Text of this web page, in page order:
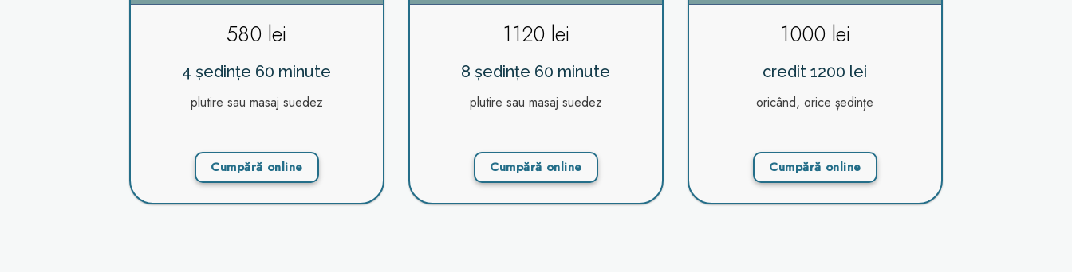
580 lei
4 ședințe 60 minute
plutire sau masaj suedez
Cumpără online
1120 lei
8 ședințe 60 minute
plutire sau masaj suedez
Cumpără online
1000 lei
credit 1200 lei
oricând, orice ședințe
Cumpără online